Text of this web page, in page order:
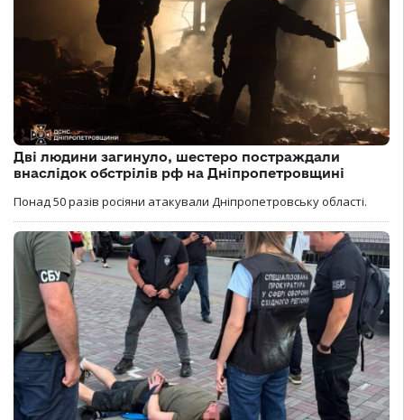
Дві людини загинуло, шестеро постраждали
внаслідок обстрілів рф на Дніпропетровщині
Понад 50 разів росіяни атакували Дніпропетровську області.